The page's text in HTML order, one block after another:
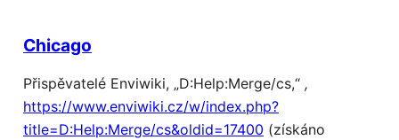
Chicago
Přispěvatelé Enviwiki, „D:Help:Merge/cs,“ ,
https://www.enviwiki.cz/w/index.php?
title=D:Help:Merge/cs&oldid=17400 (získáno